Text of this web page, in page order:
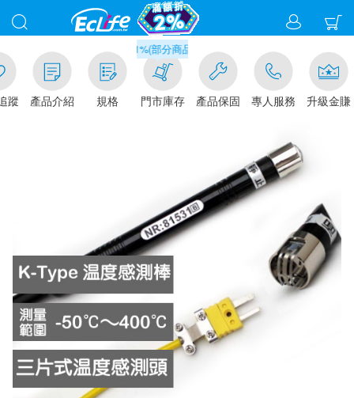
蹤 產品介紹 規格
滿千元門市取貨現折1%(部分商品不適用)-請點我看
門市庫存 產品保固 專人服務 升級金賺